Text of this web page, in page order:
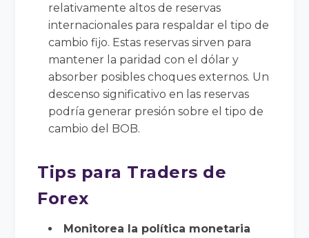
relativamente altos de reservas
internacionales para respaldar el tipo de
cambio fijo. Estas reservas sirven para
mantener la paridad con el dólar y
absorber posibles choques externos. Un
descenso significativo en las reservas
podría generar presión sobre el tipo de
cambio del BOB.
Tips para Traders de
Forex
Monitorea la política monetaria